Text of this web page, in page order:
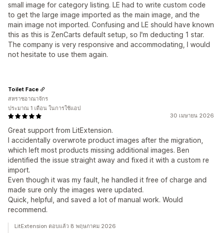
small image for category listing. LE had to write custom code
to get the large image imported as the main image, and the
main image not imported. Confusing and LE should have known
this as this is ZenCarts default setup, so I'm deducting 1 star.
The company is very responsive and accommodating, I would
not hesitate to use them again.
30 เมษายน 2026
Great support from LitExtension.
I accidentally overwrote product images after the migration,
which left most products missing additional images. Ben
identified the issue straight away and fixed it with a custom re
import.
Even though it was my fault, he handled it free of charge and
made sure only the images were updated.
Quick, helpful, and saved a lot of manual work. Would
recommend.
Toilet Face
สหราชอาณาจักร
ประมาณ 1 เดือน ในการใช้แอป
LitExtension ตอบแล้ว 8 พฤษภาคม 2026